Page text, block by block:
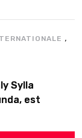
,
Sylla
est